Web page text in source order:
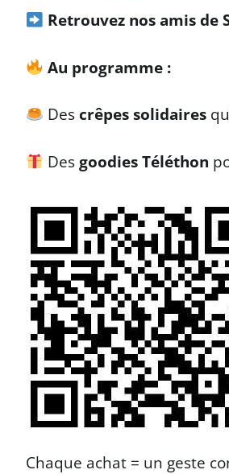
Retrouvez nos amis de
Au programme :
Descrêpes solidaires
Desgoodies Téléthon
Chaque achat = un geste